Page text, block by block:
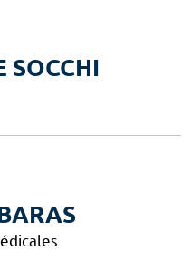
SOCCHI